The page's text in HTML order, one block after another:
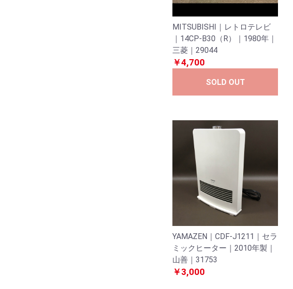
MITSUBISHI｜レトロテレビ
｜14CP-B30（R）｜1980年｜
三菱｜29044
￥4,700
SOLD OUT
YAMAZEN｜CDF-J1211｜セラ
ミックヒーター｜2010年製｜
山善｜31753
￥3,000